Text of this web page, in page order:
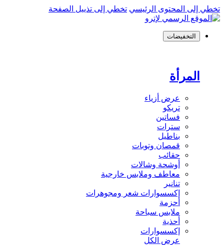
تخطي إلى المحتوى الرئيسي تخطي إلى تذييل الصفحة
التخفيضات
المرأة
عرض أزياء
تريكو
فساتين
سترات
بناطيل
قمصان وتوبات
حقائب
أوشحة وشالات
معاطف وملابس خارجية
تنانير
إكسسوارات شعر ومجوهرات
أحزمة
ملابس سباحة
أحذية
إكسسوارات
عرض الكل